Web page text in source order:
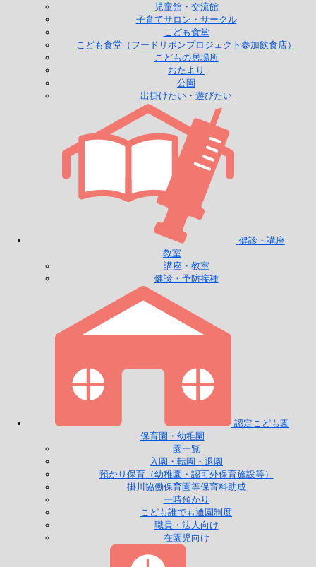
児童館・交流館
子育てサロン・サークル
こども食堂
こども食堂（フードリボンプロジェクト参加飲食店）
こどもの居場所
おたより
公園
出掛けたい・遊びたい
健診・講座
教室
講座・教室
健診・予防接種
認定こども園
保育園・幼稚園
園一覧
入園・転園・退園
預かり保育（幼稚園・認可外保育施設等）
掛川協働保育園等保育料助成
一時預かり
こども誰でも通園制度
職員・法人向け
在園児向け